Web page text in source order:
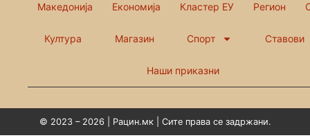
Македонија Економија Кластер ЕУ Регион
Култура Магазин Спорт Ставови
Наши приказни
© 2023 – 2026 | Рацин.мк | Сите права се задржани.